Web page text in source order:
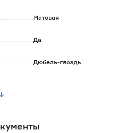
Матовая
Да
Дюбель-гвоздь
50